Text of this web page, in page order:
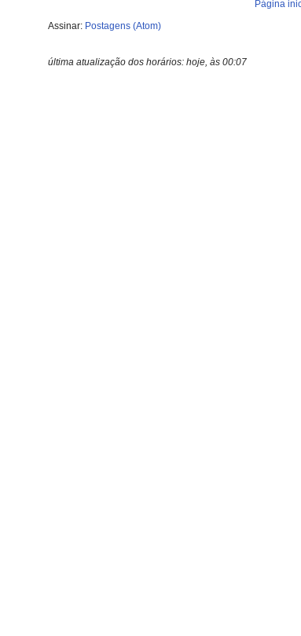
Página
Assinar: Postagens (Atom)
última atualização dos horários: hoje, às 00:07